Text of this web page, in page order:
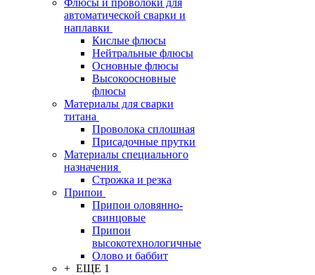
Флюсы и проволоки для
автоматической сварки и
наплавки
Кислые флюсы
Нейтральные флюсы
Основные флюсы
Высокоосновные
флюсы
Материалы для сварки
титана
Проволока сплошная
Присадочные прутки
Материалы специального
назначения
Строжка и резка
Припои
Припои оловянно-
свинцовые
Припои
высокотехнологичные
Олово и баббит
+ ЕЩЕ 1